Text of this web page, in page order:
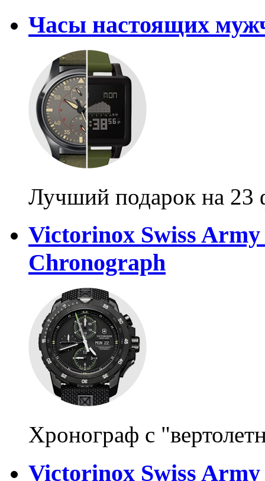
Часы настоящих
Лучший подарок на 23
Victorinox Swiss
Chronograph
Хронограф с
Victorinox Swiss